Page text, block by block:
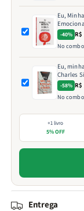
Eu,
-40% R$
No
Eu,
Charles
-58% R$
No
+1 livro
5% OFF
Entrega